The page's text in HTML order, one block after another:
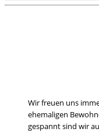
Wir freuen uns
ehemaligen
gespannt sind wir